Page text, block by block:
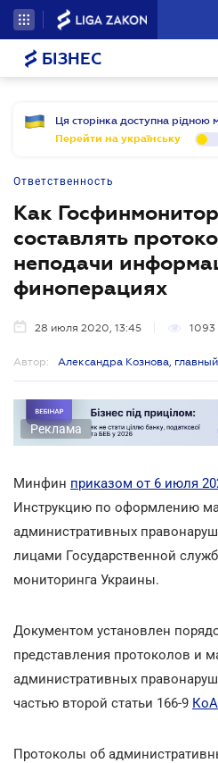
БІЗНЕС
Ця сторінка доступна рідною
Перейти на українську
Ответственность
Как
составлять
неподачи
финоперациях
28 июля 2020, 13:45 1093
Автор: Александра Кознова,
Реклама
Минфин приказом от 6 июля
Инструкцию по оформлению
административных
лицами Государственной
мониторинга Украины.
Документом установлен
представления протоколов и
административных
частью второй статьи 166-9
Протоколы об